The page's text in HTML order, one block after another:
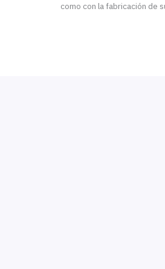
como con la fabricación de